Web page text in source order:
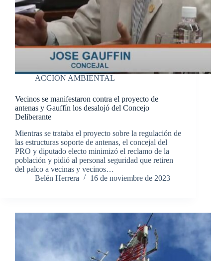
ACCIÓN AMBIENTAL
Vecinos se manifestaron contra el proyecto de
antenas y Gauffín los desalojó del Concejo
Deliberante
Mientras se trataba el proyecto sobre la regulación de
las estructuras soporte de antenas, el concejal del
PRO y diputado electo minimizó el reclamo de la
población y pidió al personal seguridad que retiren
del palco a vecinas y vecinos…
Belén Herrera
16 de noviembre de 2023